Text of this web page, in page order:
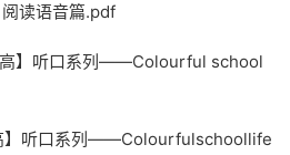
读语音篇.pdf
高】听口系列——Colourful school
】听口系列——Colourfulschoollife